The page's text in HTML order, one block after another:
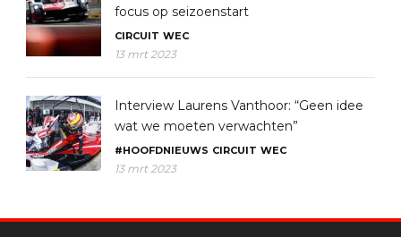
focus op seizoenstart
CIRCUIT WEC
13 mrt 2023
Interview Laurens Vanthoor: “Geen idee
wat we moeten verwachten”
#HOOFDNIEUWS CIRCUIT WEC
13 mrt 2023